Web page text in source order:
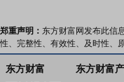
郑重声明： 东方财富网发布此信
性、完整性、有效性、及时性、
东方财富 东方财富